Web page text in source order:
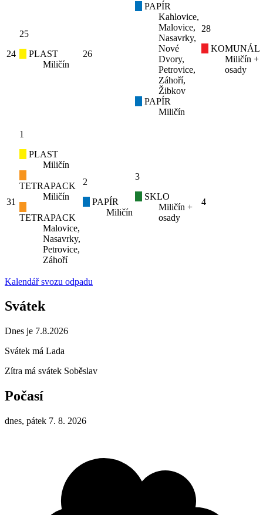
24
25
PLAST
Miličín
26
PAPÍR
Kahlovice,
Malovice,
Nasavrky,
Nové
Dvory,
Petrovice,
Záhoří,
Žibkov
PAPÍR
Miličín
28
KOMUNÁL
Miličín +
osady
31
1
PLAST
Miličín
TETRAPACK
Miličín
TETRAPACK
Malovice,
Nasavrky,
Petrovice,
Záhoří
2
PAPÍR
Miličín
3
SKLO
Miličín +
osady
4
Kalendář svozu odpadu
Svátek
Dnes je 7.8.2026
Svátek má Lada
Zítra má svátek Soběslav
Počasí
dnes, pátek 7. 8. 2026